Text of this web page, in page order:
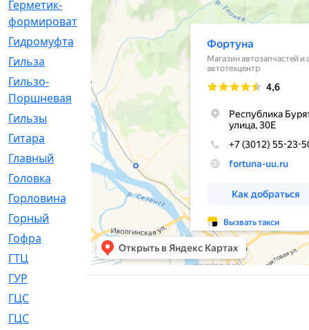
Герметик-
формирователь
[3]
Гидромуфта
[47]
Гильза
[56]
Гильзо-
Поршневая
[13]
Гильзы
[259]
Гитара
[7]
Главный
[29]
Головка
[28]
Горловина
[14]
Горный
Гофра
[86]
ГТЦ
[96]
ГУР
[34]
ГЦC
ГЦС